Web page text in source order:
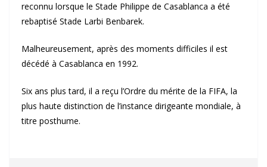
reconnu lorsque le Stade Philippe de Casablanca a été
rebaptisé Stade Larbi Benbarek.
Malheureusement, après des moments difficiles il est
décédé à Casablanca en 1992.
Six ans plus tard, il a reçu l’Ordre du mérite de la FIFA, la
plus haute distinction de l’instance dirigeante mondiale, à
titre posthume.